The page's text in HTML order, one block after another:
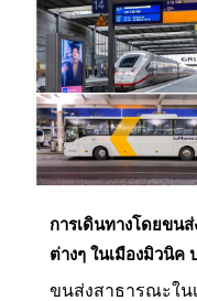
ในยุคกลาง และถ
บทประพันธ์จากอุป
Knight) ของริชาร์
กวีเอกชาวเยอรมั
โปรดของกษัตริย์ลุ
ของปราสาทแห่งนี้
วอลท์ ดิสนีย์ (Walt
ปราสาทของเจ้าห
Castle) ที่ดิสนีย์แล
ชวานสไตน์จึงถูกข
การเดินทางโดยขน
ต่างๆ ในเมืองมิวนิค
ขนส่งสาธารณะใน